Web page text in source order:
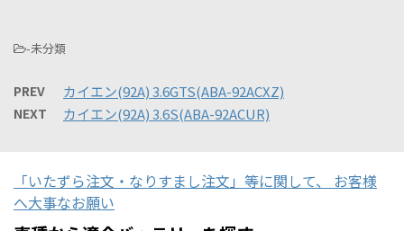
-未分類
PREV カイエン(92A) 3.6GTS(ABA-92ACXZ)
NEXT カイエン(92A) 3.6S(ABA-92ACUR)
「いたずら注文・なりすまし注文」等に関して、 お客様
へ大事なお願い